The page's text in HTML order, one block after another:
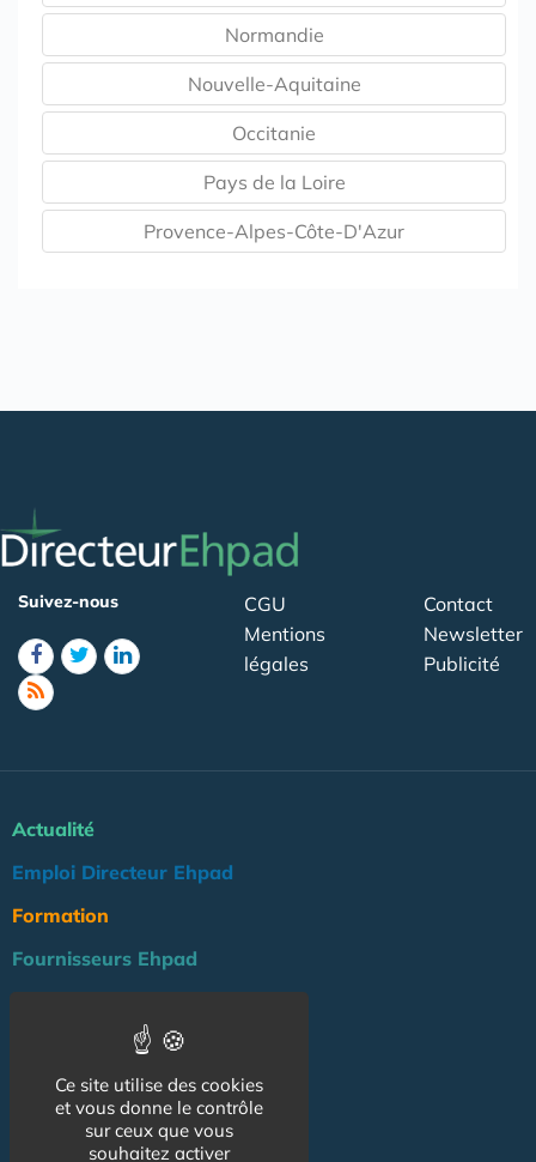
Normandie
Nouvelle-Aquitaine
Occitanie
Pays de la Loire
Provence-Alpes-Côte-D'Azur
Suivez-nous
CGU
Mentions
légales
Contact
Newsletter
Publicité
Actualité
Emploi Directeur Ehpad
Formation
Fournisseurs Ehpad
Réglementation
Outils
Groupe Maison de Retraite
Ce site utilise des cookies
et vous donne le contrôle
sur ceux que vous
souhaitez activer